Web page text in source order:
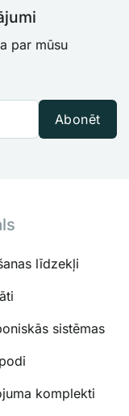
par mūsu
Abonēt
līdzekļi
sistēmas
komplekti